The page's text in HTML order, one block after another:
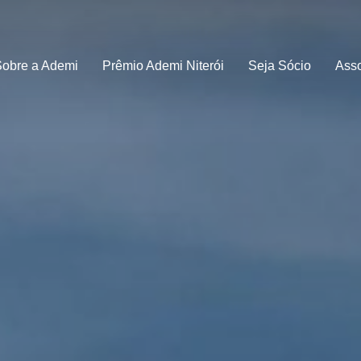
a Ademi Prêmio Ademi Niterói Seja Sócio